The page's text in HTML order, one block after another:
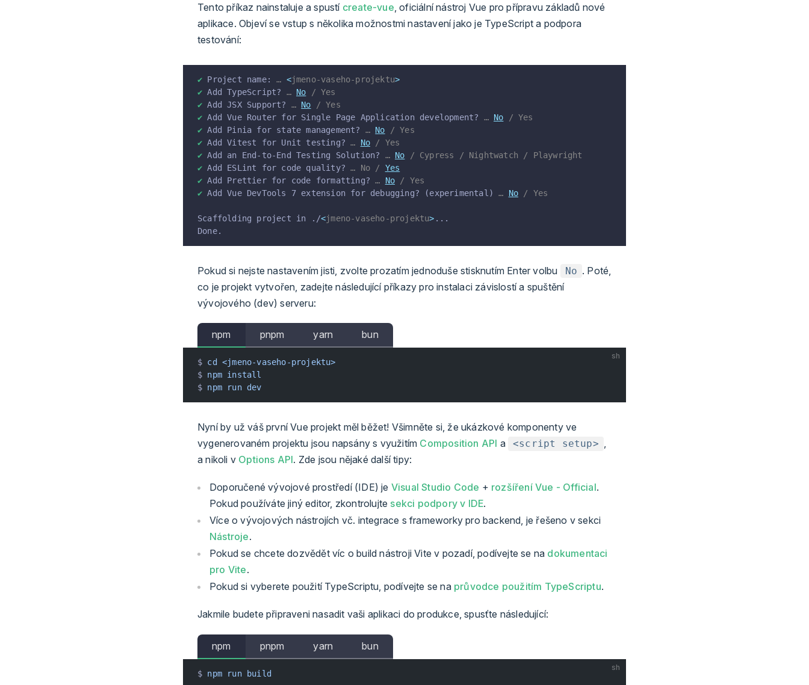
Tento příkaz nainstaluje a spustí create-vue , oficiální nástroj Vue pro přípravu základů nové
aplikace. Objeví se vstup s několika možnostmi nastavení jako je TypeScript a podpora
testování:
✔ Project name: … <jmeno-vaseho-projektu>
✔ Add TypeScript? … No / Yes
✔ Add JSX Support? … No / Yes
✔ Add Vue Router for Single Page Application development? … No / Yes
✔ Add Pinia for state management? … No / Yes
✔ Add Vitest for Unit testing? … No / Yes
✔ Add an End-to-End Testing Solution? … No / Cypress / Nightwatch / Playwright
✔ Add ESLint for code quality? … No / Yes
✔ Add Prettier for code formatting? … No / Yes
✔ Add Vue DevTools 7 extension for debugging? (experimental) … No / Yes
Scaffolding project in ./<jmeno-vaseho-projektu> ...
Done.
Pokud si nejste nastavením jisti, zvolte prozatím jednoduše stisknutím Enter volbu No . Poté,
co je projekt vytvořen, zadejte následující příkazy pro instalaci závislostí a spuštění
vývojového (dev) serveru:
npm pnpm yarn bun
sh
$ cd
<jmeno-vaseho-projektu>
$ npm install
$ npm run dev
Nyní by už váš první Vue projekt měl běžet! Všimněte si, že ukázkové komponenty ve
vygenerovaném projektu jsou napsány s využitím Composition API a <script setup> ,
a nikoli v Options API. Zde jsou nějaké další tipy:
Doporučené vývojové prostředí (IDE) je Visual Studio Code + rozšíření Vue - Official.
Pokud používáte jiný editor, zkontrolujte sekci podpory v IDE.
Více o vývojových nástrojích vč. integrace s frameworky pro backend, je řešeno v sekci
Nástroje.
Pokud se chcete dozvědět víc o build nástroji Vite v pozadí, podívejte se na dokumentaci
pro Vite.
Pokud si vyberete použití TypeScriptu, podívejte se na průvodce použitím TypeScriptu.
Jakmile budete připraveni nasadit vaši aplikaci do produkce, spusťte následující:
npm pnpm yarn bun
sh
$ npm run build